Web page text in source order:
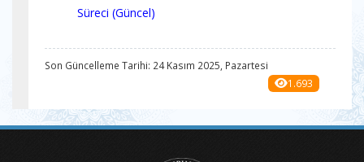
Süreci (Güncel)
Son Güncelleme Tarihi: 24 Kasım 2025, Pazartesi
1.693